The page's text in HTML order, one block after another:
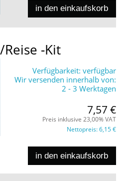
in den einkaufskorb
-Kit
Verfügbarkeit: verfügbar
Wir versenden innerhalb von:
2 - 3 Werktagen
7,57 €
Preis inklusive 23,00% VAT
Nettopreis:6,15 €
in den einkaufskorb